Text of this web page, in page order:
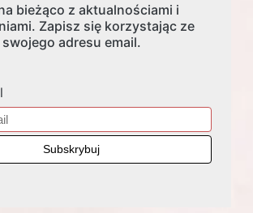
bieżąco z aktualnościami i
Zapisz się korzystając ze
swojego adresu email.